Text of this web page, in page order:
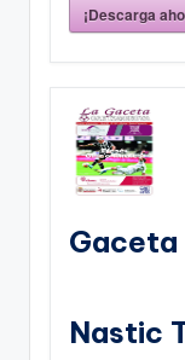
¡Descarga
Nastic